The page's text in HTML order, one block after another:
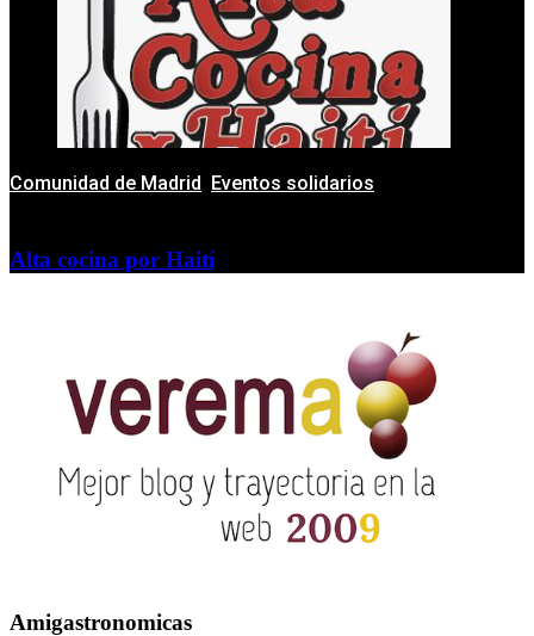
Comunidad de Madrid Eventos solidarios
Alta cocina por Haití
Amigastronomicas